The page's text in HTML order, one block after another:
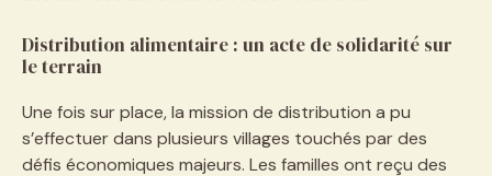
Distribution alimentaire : un acte de solidarité sur
le terrain
Une fois sur place, la mission de distribution a pu
s’effectuer dans plusieurs villages touchés par des
défis économiques majeurs. Les familles ont reçu des